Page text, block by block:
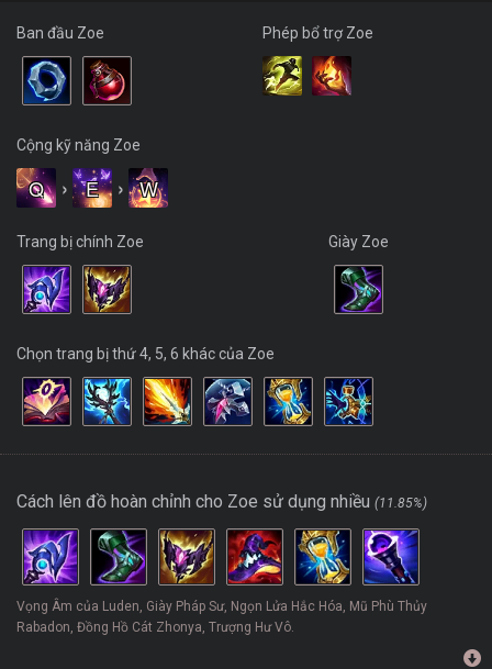
Ban đầu Zoe Phép bổ trợ Zoe
Cộng kỹ năng Zoe
Q › E › W
Trang bị chính Zoe Giày Zoe
Chọn trang bị thứ 4, 5, 6 khác của Zoe
Cách lên đồ hoàn chỉnh cho Zoe sử dụng nhiều (11.85%)
Vọng Âm của Luden, Giày Pháp Sư, Ngọn Lửa Hắc Hóa, Mũ Phù Thủy
Rabadon, Đồng Hồ Cát Zhonya, Trượng Hư Vô.